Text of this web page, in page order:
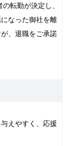
転勤が決定し、
なった御社を離
、退職をご承諾
えやすく、応援